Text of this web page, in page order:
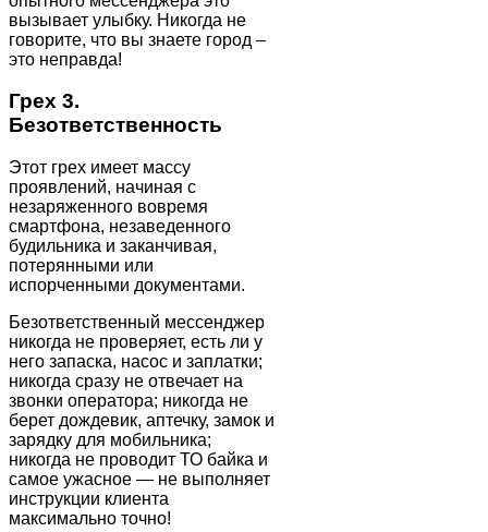
вызывает улыбку. Никогда не
говорите, что вы знаете город –
это неправда!
Грех 3.
Безответственность
Этот грех имеет массу
проявлений, начиная с
незаряженного вовремя
смартфона, незаведенного
будильника и заканчивая,
потерянными или
испорченными документами.
Безответственный мессенджер
никогда не проверяет, есть ли у
него запаска, насос и заплатки;
никогда сразу не отвечает на
звонки оператора; никогда не
берет дождевик, аптечку, замок и
зарядку для мобильника;
никогда не проводит ТО байка и
самое ужасное — не выполняет
инструкции клиента
максимально точно!